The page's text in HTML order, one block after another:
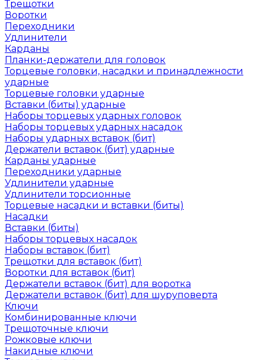
Трещотки
Воротки
Переходники
Удлинители
Карданы
Планки-держатели для головок
Торцевые головки, насадки и принадлежности
ударные
Торцевые головки ударные
Вставки (биты) ударные
Наборы торцевых ударных головок
Наборы торцевых ударных насадок
Наборы ударных вставок (бит)
Держатели вставок (бит) ударные
Карданы ударные
Переходники ударные
Удлинители ударные
Удлинители торсионные
Торцевые насадки и вставки (биты)
Насадки
Вставки (биты)
Наборы торцевых насадок
Наборы вставок (бит)
Трещотки для вставок (бит)
Воротки для вставок (бит)
Держатели вставок (бит) для воротка
Держатели вставок (бит) для шуруповерта
Ключи
Комбинированные ключи
Трещоточные ключи
Рожковые ключи
Накидные ключи